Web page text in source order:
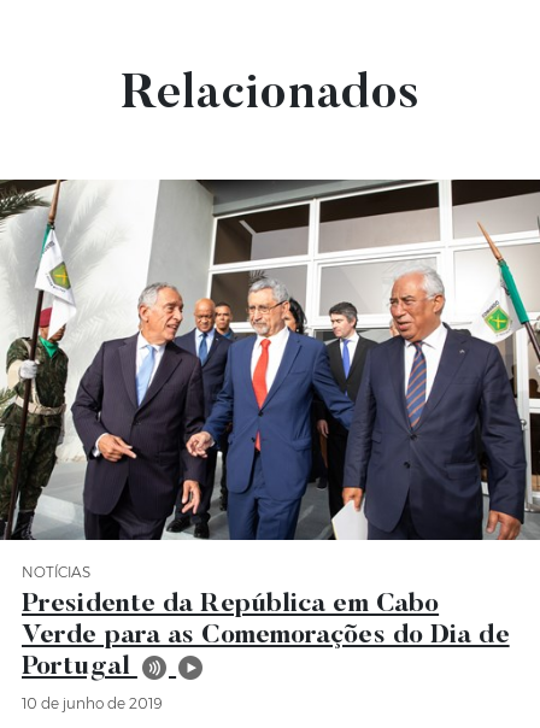
Relacionados
Categoria Notícias
NOTÍCIAS
Presidente da República em Cabo
Verde para as Comemorações do Dia de
Portugal
10 de junho de 2019